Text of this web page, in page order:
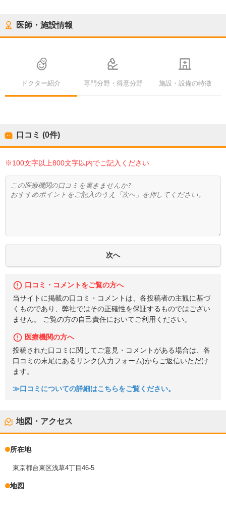
医師・施設情報
ドクター紹介 専門分野・得意分野 施設・設備の特徴
口コミ (0件)
※100文字以上800文字以内でご記入ください
口コミ・コメントをご覧の方へ
当サイトに掲載の口コミ・コメントは、各投稿者の主観に基づ
くものであり、弊社ではその正確性を保証するものではござい
ません。 ご覧の方の自己責任においてご利用ください。
医療機関の方へ
投稿された口コミに関してご意見・コメントがある場合は、各
口コミの末尾にあるリンク(入力フォーム)からご返信いただけ
ます。
≫口コミについての詳細はこちらをご覧ください。
地図・アクセス
所在地
東京都台東区浅草4丁目46-5
地図